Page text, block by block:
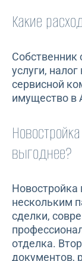
Какие
услуги,
сервисной
имущество в
выгоднее?
Новостройка
нескольким
сделки,
отделка.
документов,